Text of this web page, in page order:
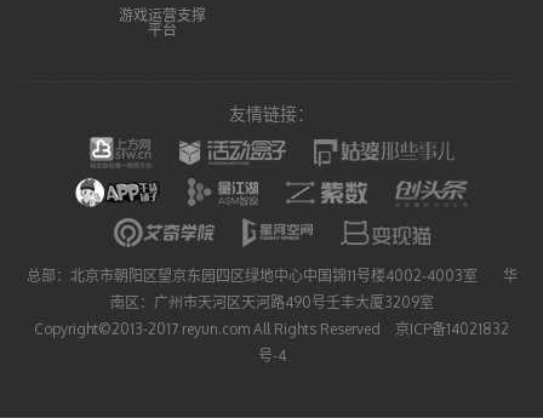
游戏运营支撑
平台
友情链接：
总部：北京市朝阳区望京东园四区绿地中心中国锦11号楼4002-4003室 华
南区：广州市天河区天河路490号壬丰大厦3209室
Copyright©2013-2017 reyun.com All Rights Reserved 京ICP备14021832
号-4